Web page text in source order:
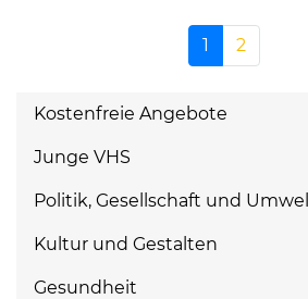
1 2
Kostenfreie Angebote
Junge VHS
Politik, Gesellschaft und
Kultur und Gestalten
Gesundheit